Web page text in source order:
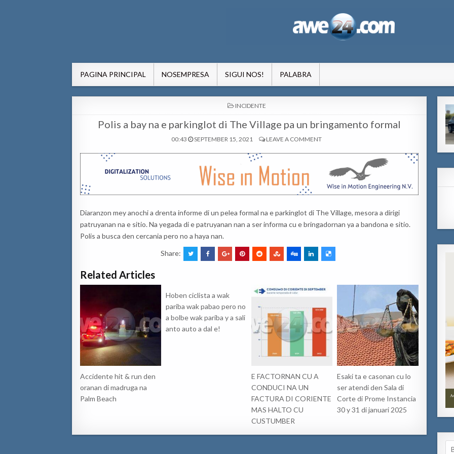
PAGINA PRINCIPAL NOSEMPRESA SIGUI NOS! PALABRA
POSTED
IN
INCIDENTE
Polis a bay na e parkinglot di The Village pa un bringamento formal
00:43 SEPTEMBER 15, 2021 LEAVE A COMMENT
Diaranzon mey anochi a drenta informe di un pelea formal na e parkinglot di The Village, mesora a dirigi
patruyanan na e sitio. Na yegada di e patruyanan nan a ser informa cu e bringadornan ya a bandona e sitio.
Polis a busca den cercania pero no a haya nan.
Share:
Related Articles
Accidente hit & run den
oranan di madruga na
Palm Beach
Hoben ciclista a wak
pariba wak pabao pero no
a bolbe wak pariba y a sali
anto auto a dal e!
E FACTORNAN CU A
CONDUCI NA UN
FACTURA DI CORIENTE
MAS HALTO CU
CUSTUMBER
Esaki ta e casonan cu lo
ser atendi den Sala di
Corte di Prome Instancia
30 y 31 di januari 2025